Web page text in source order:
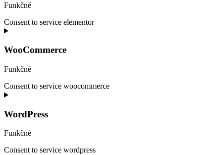
Funkčné
Consent to service elementor
WooCommerce
Funkčné
Consent to service woocommerce
WordPress
Funkčné
Consent to service wordpress